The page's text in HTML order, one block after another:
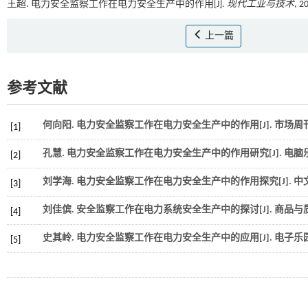
王超. 电力安全监察工作在电力安全生产中的作用[J]. 现代工业与技术,
上一篇
参考文献
[1] 何向阳. 电力安全监察工作在电力安全生产中的作用[J]. 市场周
[2] 孔慧. 电力安全监察工作在电力安全生产中的作用研究[J]. 电脑
[3] 刘学海. 电力安全监察工作在电力安全生产中的作用探究[J]. 中
[4] 刘佳傧. 安全监察工作在电力系统安全生产中的探讨[J]. 商品与
[5] 史其岭. 电力安全监察工作在电力安全生产中的应用[J]. 电子乐